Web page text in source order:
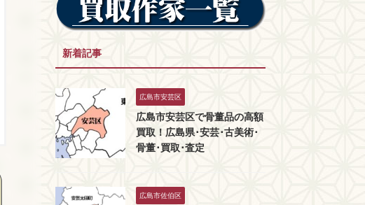
新着記事
広島市安芸区
広島市安芸区で骨董品の高額
買取！広島県･安芸･古美術･
骨董･買取･査定
広島市佐伯区